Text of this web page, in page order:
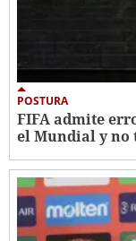
POSTURA
FIFA admite
el Mundial y no